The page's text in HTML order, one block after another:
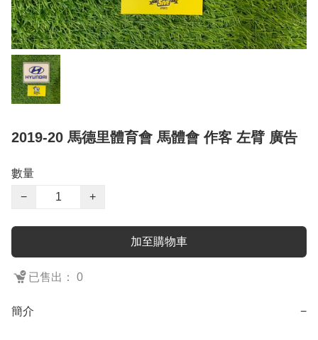
2019-20 馬德里體育會 馬體會 作客 左臂 廣告
數量
−
+
加至購物車
已售出： 0
簡介 −